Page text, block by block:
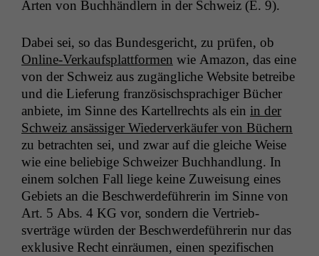
Arten von Buch­händlern in der Schweiz (E. 9).
Dabei sei, so das Bun­des­gericht, zu prüfen, ob
Online-Verkauf­s­plat­tfor­men wie Ama­zon, das eine
von der Schweiz aus zugängliche Web­site betreibe
und die Liefer­ung franzö­sis­chsprachiger Büch­er
anbi­ete, im Sinne des Kartell­rechts als ein in der
Schweiz ansäs­siger Wiederverkäufer von Büch­ern
zu betra­cht­en sei, und zwar auf die gle­iche Weise
wie eine beliebige Schweiz­er Buch­hand­lung. In
einem solchen Fall liege keine Zuweisung eines
Gebi­ets an die Beschw­erde­führerin im Sinne von
Art. 5 Abs. 4 KG vor, son­dern die Ver­trieb­
sverträge wür­den der Beschw­erde­führerin nur das
exk­lu­sive Recht ein­räu­men, einen spez­i­fis­chen